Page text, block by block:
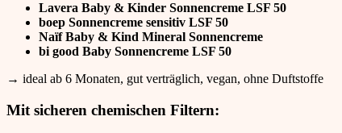
Lavera Baby & Kinder Sonnencreme LSF 50
boep Sonnencreme sensitiv LSF 50
Naïf Baby & Kind Mineral Sonnencreme
bi good Baby Sonnencreme LSF 50
→ ideal ab 6 Monaten, gut verträglich, vegan, ohne Duftstoffe
Mit sicheren chemischen Filtern: